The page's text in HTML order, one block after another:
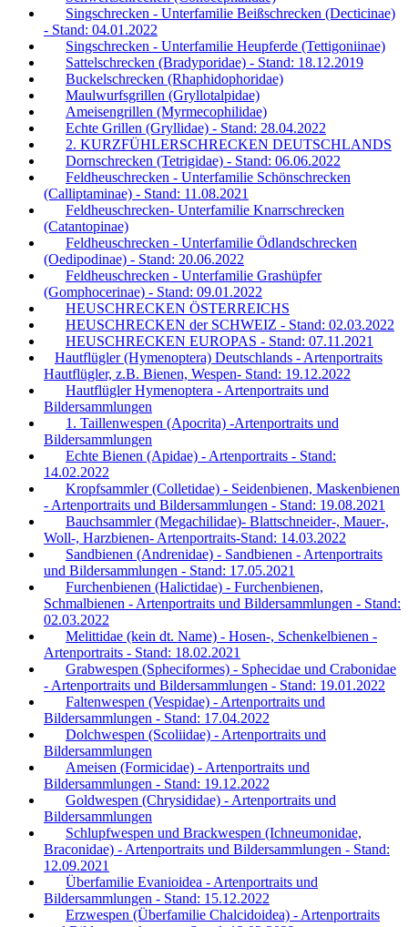
Singschrecken - Unterfamilie Beißschrecken (Decticinae)
- Stand: 04.01.2022
Singschrecken - Unterfamilie Heupferde (Tettigoniinae)
Sattelschrecken (Bradyporidae) - Stand: 18.12.2019
Buckelschrecken (Rhaphidophoridae)
Maulwurfsgrillen (Gryllotalpidae)
Ameisengrillen (Myrmecophilidae)
Echte Grillen (Gryllidae) - Stand: 28.04.2022
2. KURZFÜHLERSCHRECKEN DEUTSCHLANDS
Dornschrecken (Tetrigidae) - Stand: 06.06.2022
Feldheuschrecken - Unterfamilie Schönschrecken
(Calliptaminae) - Stand: 11.08.2021
Feldheuschrecken- Unterfamilie Knarrschrecken
(Catantopinae)
Feldheuschrecken - Unterfamilie Ödlandschrecken
(Oedipodinae) - Stand: 20.06.2022
Feldheuschrecken - Unterfamilie Grashüpfer
(Gomphocerinae) - Stand: 09.01.2022
HEUSCHRECKEN ÖSTERREICHS
HEUSCHRECKEN der SCHWEIZ - Stand: 02.03.2022
HEUSCHRECKEN EUROPAS - Stand: 07.11.2021
Hautflügler (Hymenoptera) Deutschlands - Artenportraits
Hautflügler, z.B. Bienen, Wespen- Stand: 19.12.2022
Hautflügler Hymenoptera - Artenportraits und
Bildersammlungen
1. Taillenwespen (Apocrita) -Artenportraits und
Bildersammlungen
Echte Bienen (Apidae) - Artenportraits - Stand:
14.02.2022
Kropfsammler (Colletidae) - Seidenbienen, Maskenbienen
- Artenportraits und Bildersammlungen - Stand: 19.08.2021
Bauchsammler (Megachilidae)- Blattschneider-, Mauer-,
Woll-, Harzbienen- Artenportraits-Stand: 14.03.2022
Sandbienen (Andrenidae) - Sandbienen - Artenportraits
und Bildersammlungen - Stand: 17.05.2021
Furchenbienen (Halictidae) - Furchenbienen,
Schmalbienen - Artenportraits und Bildersammlungen - Stand:
02.03.2022
Melittidae (kein dt. Name) - Hosen-, Schenkelbienen -
Artenportraits - Stand: 18.02.2021
Grabwespen (Spheciformes) - Sphecidae und Crabonidae
- Artenportraits und Bildersammlungen - Stand: 19.01.2022
Faltenwespen (Vespidae) - Artenportraits und
Bildersammlungen - Stand: 17.04.2022
Dolchwespen (Scoliidae) - Artenportraits und
Bildersammlungen
Ameisen (Formicidae) - Artenportraits und
Bildersammlungen - Stand: 19.12.2022
Goldwespen (Chrysididae) - Artenportraits und
Bildersammlungen
Schlupfwespen und Brackwespen (Ichneumonidae,
Braconidae) - Artenportraits und Bildersammlungen - Stand:
12.09.2021
Überfamilie Evanioidea - Artenportraits und
Bildersammlungen - Stand: 15.12.2022
Erzwespen (Überfamilie Chalcidoidea) - Artenportraits